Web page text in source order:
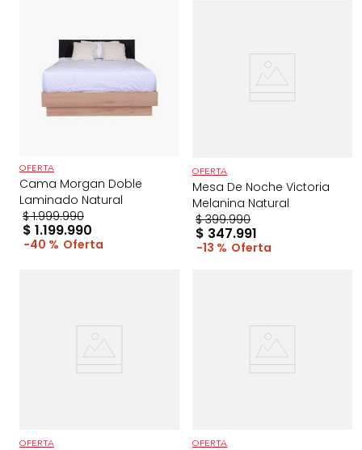
OFERTA
Cama Morgan Doble
Laminado Natural
$ 1.999.990
$ 1.199.990
40 %
OFERTA
Mesa De Noche Victoria
Melanina Natural
$ 399.990
$ 347.991
13 %
OFERTA OFERTA